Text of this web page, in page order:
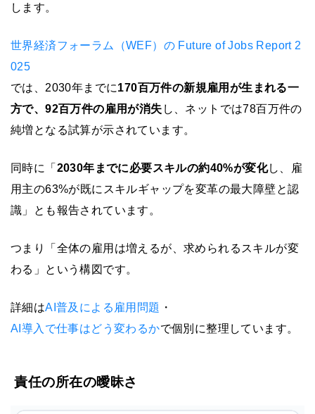
します。
世界経済フォーラム（WEF）の Future of Jobs Report 2
025
では、2030年までに170百万件の新規雇用が生まれる一
方で、92百万件の雇用が消失 し、ネットでは78百万件の
純増となる試算が示されています。
同時に「 2030年までに必要スキルの約40%が変化し、雇
用主の63%が既にスキルギャップを変革の最大障壁と認
識」とも報告されています。
つまり「全体の雇用は増えるが、求められるスキルが変
わる」という構図です。
詳細はAI普及による雇用問題 ・
AI導入で仕事はどう変わるかで個別に整理しています。
責任の所在の曖昧さ